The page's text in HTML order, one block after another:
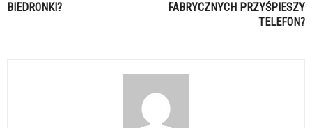
BIEDRONKI?
FABRYCZNYCH PRZYŚPIESZY
TELEFON?